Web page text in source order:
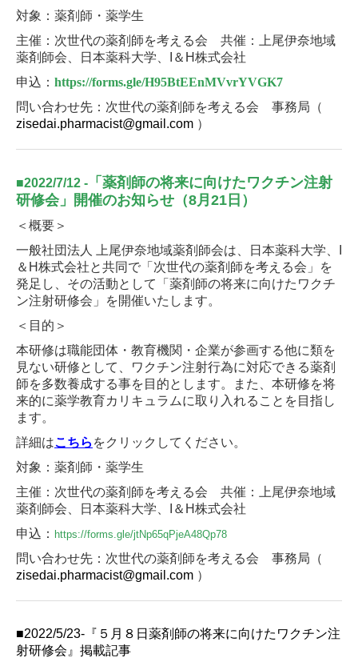
対象：薬剤師・薬学生
主催：次世代の薬剤師を考える会 共催：上尾伊奈地域
薬剤師会、日本薬科大学、
＆ H株式会社
申込： https://forms.gle/H95BtEEnMVvrYVGK7
問い合わせ先：次世代の薬剤師を考える会 事務局（
zisedai.pharmacist@gmail.com ）
■2022/7/12 - 「薬剤師の将来に向けたワクチン注射
研修会」開催のお知らせ （8月21日）
＜概要＞
一般社団法人 上尾伊奈地域薬剤師会は、日本薬科大学、
＆ H株式会社と共同で「次世代の薬剤師を考える会」を
発足し、その活動として「薬剤師の将来に向けたワクチ
ン注射研修会」を開催いたします。
＜目的＞
本研修は職能団体・教育機関・企業が参画する他に類を
見ない研修として、ワクチン注射行為に対応できる薬剤
師を多数養成する事を目的とします。
また、本研修を将
来的に薬学教育カリキュラムに取り入れることを目指し
ます。
詳細はこちら をクリックしてください。
対象：薬剤師・薬学生
主催：次世代の薬剤師を考える会 共催：上尾伊奈地域
薬剤師会、日本薬科大学、
＆ H株式会社
申込： https://forms.gle/jtNp65qPjeA48Qp78
問い合わせ先：次世代の薬剤師を考える会 事務局（
zisedai.pharmacist@gmail.com ）
■2022/5/23-『５月８日薬剤師の将来に向けたワクチン注
射研修会』掲載記事